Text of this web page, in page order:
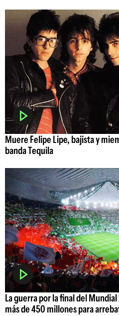
Muere Felipe Lipe, bajista y
banda Tequila
La guerra por la final del
más de 450 millones para